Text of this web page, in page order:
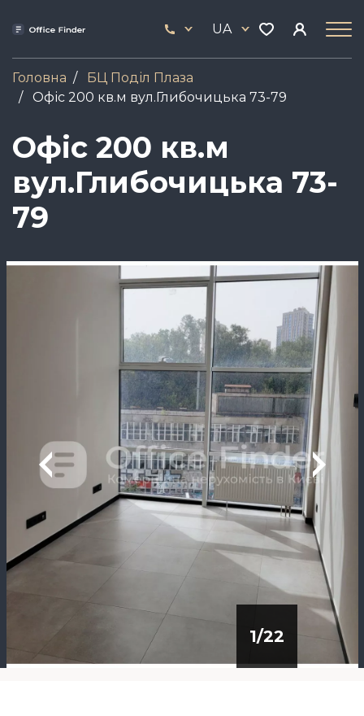
17
UA
Головна
БЦ Поділ Плаза
Офіс 200 кв.м вул.Глибочицька 73-79
Офіс 200 кв.м
вул.Глибочицька 73-
79
Зображення
1/22